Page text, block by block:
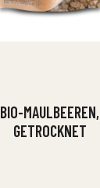
BIO-MAULBEEREN,
GETROCKNET